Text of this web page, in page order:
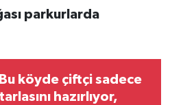
parkurlarda
Bu köyde çiftçi sadece
tarlasını hazırlıyor,